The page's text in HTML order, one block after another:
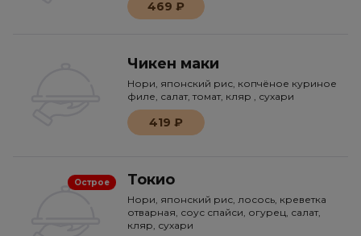
469 ₽
Чикен маки
Нори, японский рис, копчёное куриное
филе, салат, томат, кляр , сухари
419 ₽
Острое Токио
Нори, японский рис, лосось, креветка
отварная, соус спайси, огурец, салат,
кляр, сухари